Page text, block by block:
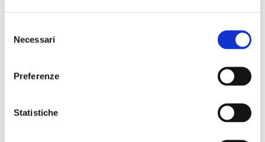
delNecessari
Preferenze
Statistiche
SCRUB VISO